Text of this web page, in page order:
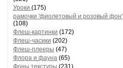
Уроки (175)
рамочки 'фиолетовый и розовый фон'
(108)
Флеш-картинки (172)
Флеш-часики (202)
Флеш-плееры (47)
Флора и фауна (65)
Фоны текстуры (231)